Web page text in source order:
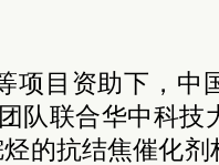
项目资助下，中
队联合华中科技
的抗结焦催化